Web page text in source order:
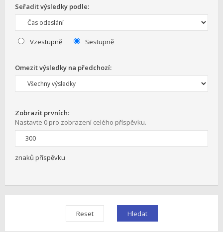
Seřadit výsledky podle:
Vzestupně Sestupně
Omezit výsledky na předchozí:
Zobrazit prvních:
Nastavte 0 pro zobrazení celého příspěvku.
znaků příspěvku